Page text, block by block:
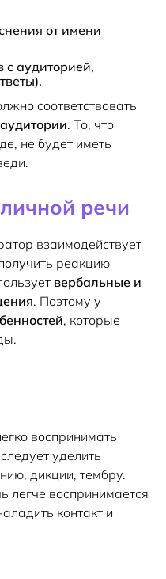
от имени
с аудиторией,
соответствовать
. То, что
не будет иметь
речи
взаимодействует
реакцию
вербальные и
. Поэтому у
, которые
воспринимать
уделить
дикции, тембру.
легче воспринимается
контакт и